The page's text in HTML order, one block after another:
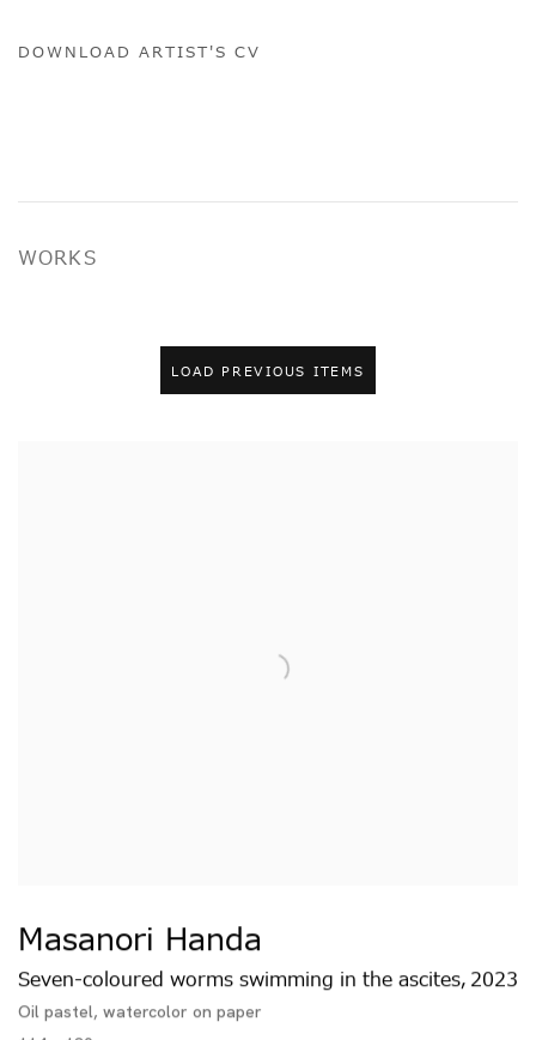
DOWNLOAD ARTIST'S CV
WORKS
LOAD PREVIOUS ITEMS
Masanori Handa
Seven-coloured worms swimming in the ascites, 2023
Oil pastel, watercolor on paper